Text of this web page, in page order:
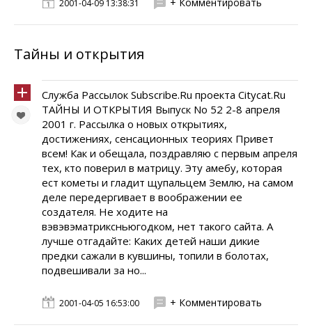
2001-04-09 13:38:31
Тайны и открытия
Служба Рассылок Subscribe.Ru проекта Citycat.Ru
ТАЙНЫ И ОТКРЫТИЯ Выпуск No 52 2-8 апреля
2001 г. Рассылка о новых открытиях,
достижениях, сенсационных теориях Привет
всем! Как и обещала, поздравляю с первым апреля
тех, кто поверил в матрицу. Эту амебу, которая
ест кометы и гладит щупальцем Землю, на самом
деле передергивает в воображении ее
создателя. Не ходите на
вэвэвэматриксньюгодком, нет такого сайта. А
лучше отгадайте: Каких детей наши дикие
предки сажали в кувшины, топили в болотах,
подвешивали за но...
2001-04-05 16:53:00 + Комментировать